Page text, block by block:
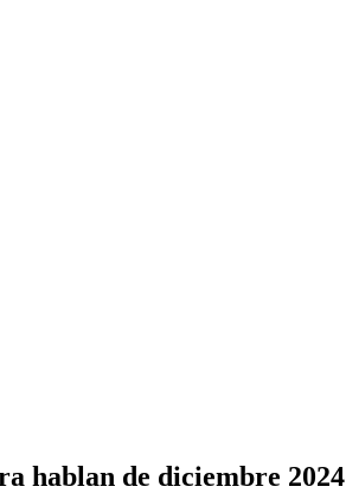
hablan de diciembre 2024